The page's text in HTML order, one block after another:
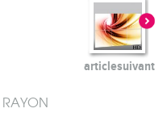
articlesuivant
RAYON